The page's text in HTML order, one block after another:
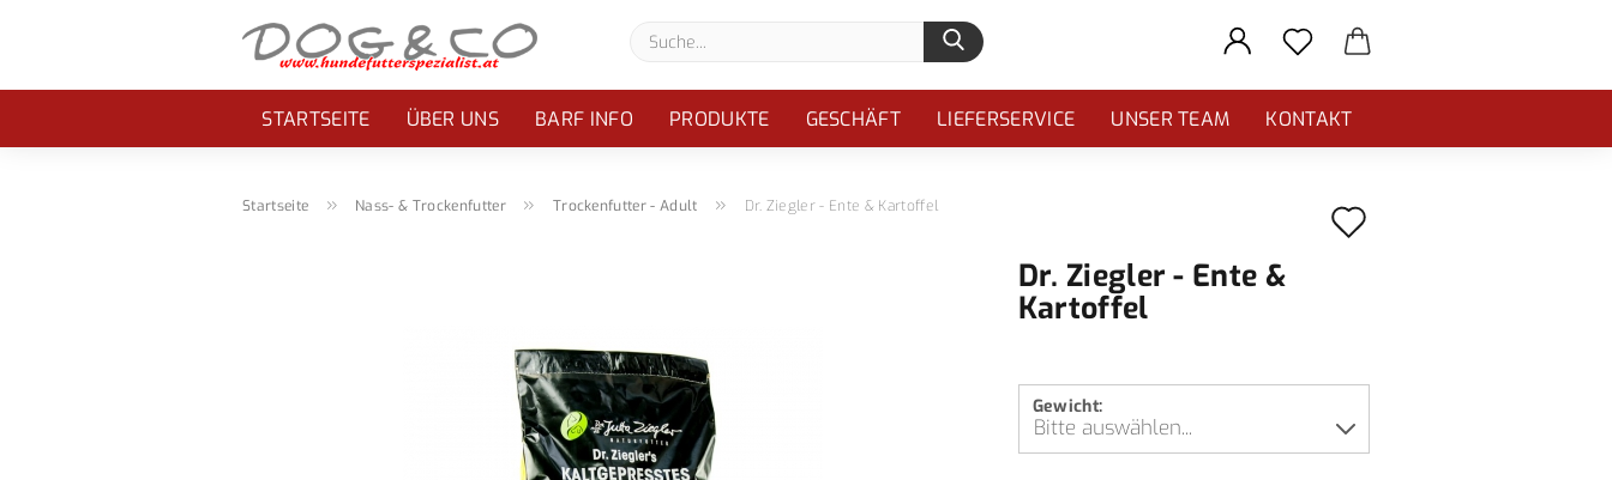
Suche...
STARTSEITE ÜBER UNS BARF INFO PRODUKTE GESCHÄFT LIEFERSERVICE UNSER TEAM KONTAKT
Startseite » Nass- & Trockenfutter » Trockenfutter - Adult » Dr. Ziegler - Ente & Kartoffel
Dr. Ziegler - Ente &
Kartoffel
Gewicht: